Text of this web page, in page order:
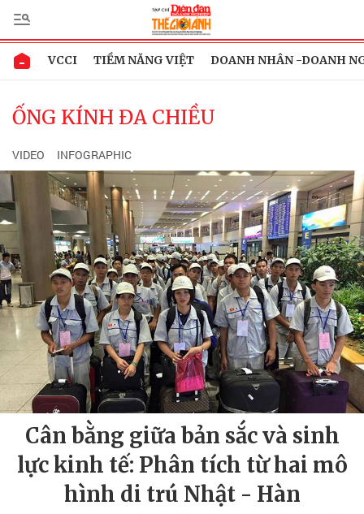
VCCI TIỀM NĂNG VIỆT DOANH NHÂN -DOANH
ỐNG KÍNH ĐA CHIỀU
VIDEO INFOGRAPHIC
Cân bằng giữa bản sắc và sinh
lực kinh tế: Phân tích từ hai mô
hình di trú Nhật - Hàn